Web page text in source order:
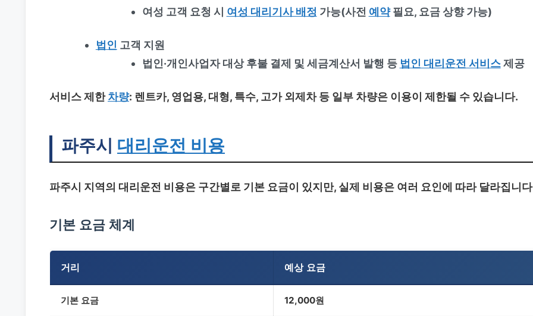
여성 고객 요청 시 여성 대리기사 배정 가능(사전 예약필요, 요금 상향 가능)
법인 고객 지원
법인·개인사업자 대상 후불 결제 및 세금계산서 발행 등 법인 대리운전 서비스제공
서비스 제한차량: 렌트카, 영업용, 대형, 특수, 고가 외제차 등 일부 차량은 이용이 제한될 수 있습니다.
파주시 대리운전 비용
파주시 지역의 대리운전 비용은 구간별로 기본 요금이 있지만, 실제 비용은 여러 요인에 따라 달라집니
기본 요금 체계
거리 예상 요금
기본 요금 12,000원